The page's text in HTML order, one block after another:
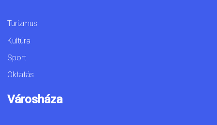
Turizmus
Kultúra
Sport
Oktatás
Városháza